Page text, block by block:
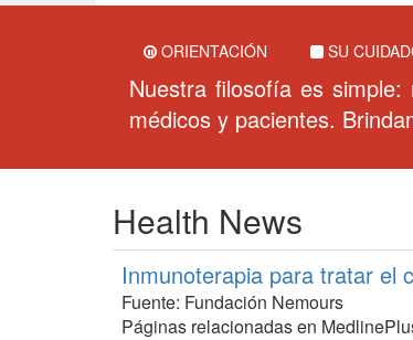
ORIENTACIÓN SU
Nuestra filosofía es
médicos y pacientes.
Health News
Inmunoterapia para tratar el
Fuente: Fundación Nemours
Páginas relacionadas en